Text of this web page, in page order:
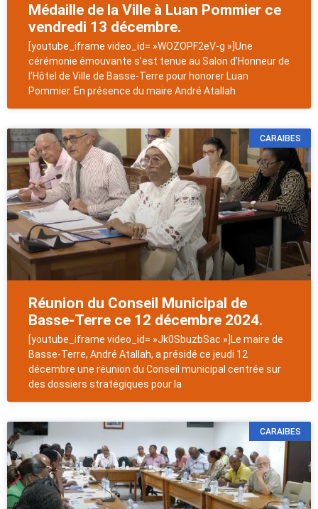
Médaille de la Ville à Luan Pommier ce
vendredi 13 décembre.
[youtube_iframe video_id= »WOZOPF2eV-g »]Une
cérémonie émouvante s’est tenue au Salon d’Honneur de
l’Hôtel de Ville de Basse-Terre pour honorer Luan
Pommier. En présence du maire André Atallah
CARAIBES
Réunion du Conseil Municipal de
Basse-Terre ce 12 décembre 2024.
[youtube_iframe video_id= »Jk0SbuzbSac »]Le maire de
Basse-Terre, André Atallah, a présidé ce jeudi 12
décembre une réunion du Conseil municipal centrée sur
des dossiers stratégiques pour la
CARAIBES